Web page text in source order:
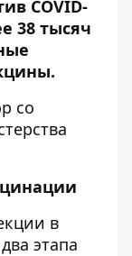
COVID-
38 тысяч
со
в
этапа